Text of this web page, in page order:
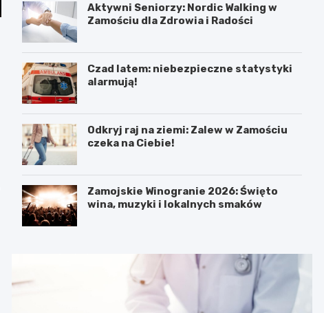
Aktywni Seniorzy: Nordic Walking w
Zamościu dla Zdrowia i Radości
Czad latem: niebezpieczne statystyki
alarmują!
Odkryj raj na ziemi: Zalew w Zamościu
czeka na Ciebie!
Zamojskie Winogranie 2026: Święto
wina, muzyki i lokalnych smaków